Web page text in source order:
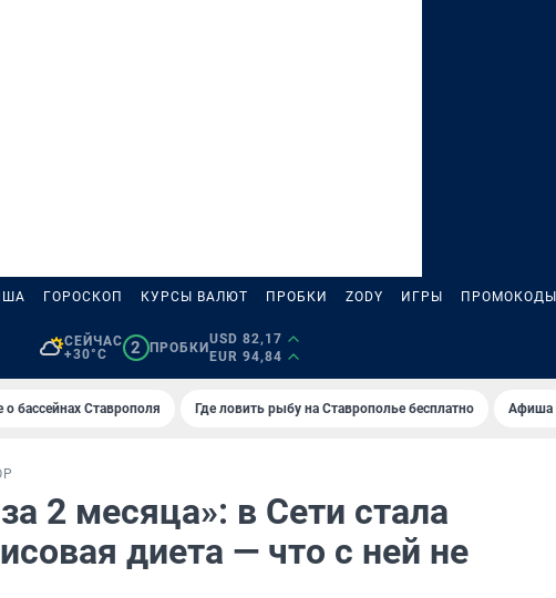
ГОРОСКОП КУРСЫ ВАЛЮТ ПРОБКИ ZODY ИГРЫ ПРОМОКОДЫ
СЕЙЧАС
+30°C
2 ПРОБКИ
USD 82,17
EUR 94,84
бассейнах Ставрополя Где ловить рыбу на Ставрополье бесплатно Афиша
2 месяца»: в Сети стала
диета — что с ней не